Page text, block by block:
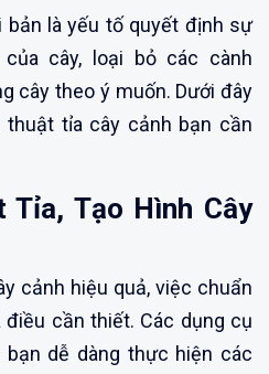
bản là yếu tố quyết định sự
cây, loại bỏ các cành
cây theo ý muốn. Dưới đây
thuật tỉa cây cảnh bạn cần
Tỉa, Tạo Hình Cây
cảnh hiệu quả, việc chuẩn
cần thiết. Các dụng cụ
dễ dàng thực hiện các